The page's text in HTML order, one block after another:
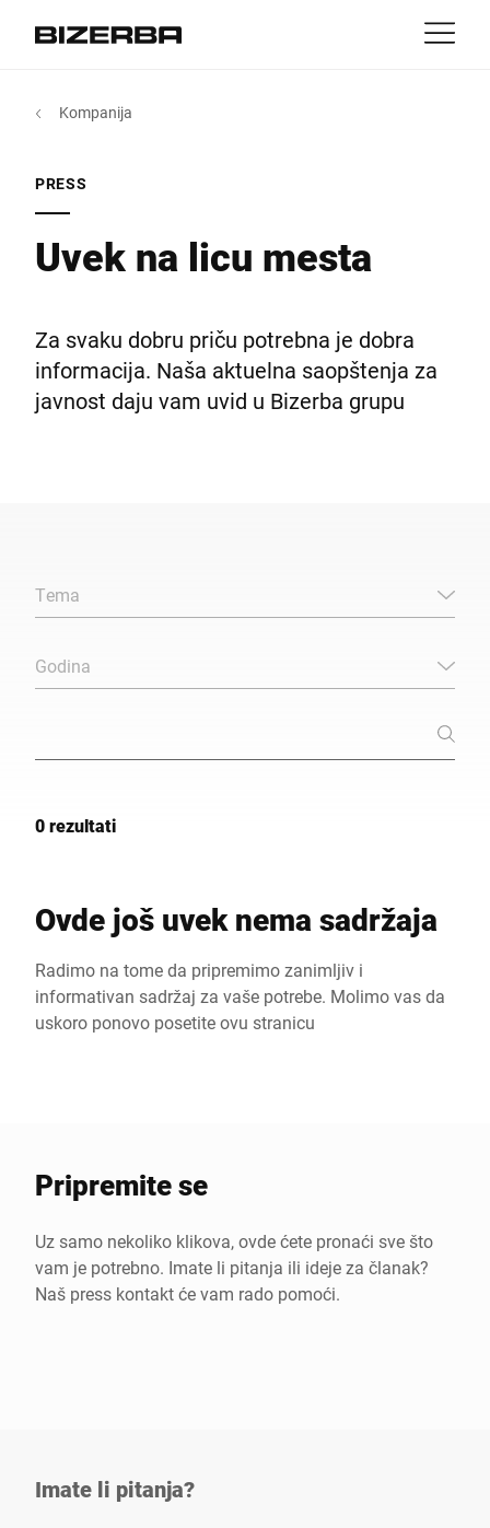
Karijera
Australija
Azija
Kompanija
PRESS
Uvek na licu mesta
Za svaku dobru priču potrebna je dobra
informacija. Naša aktuelna saopštenja za
javnost daju vam uvid u Bizerba grupu
Tema
Godina
0 rezultati
Ovde još uvek nema sadržaja
Radimo na tome da pripremimo zanimljiv i
informativan sadržaj za vaše potrebe. Molimo vas da
uskoro ponovo posetite ovu stranicu
Pripremite se
Uz samo nekoliko klikova, ovde ćete pronaći sve što
vam je potrebno. Imate li pitanja ili ideje za članak?
Naš press kontakt će vam rado pomoći.
Imate li pitanja?